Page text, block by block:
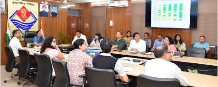
n
e
m
a
i
l